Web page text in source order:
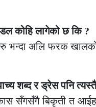
कोहि लागेको छ कि ?
भन्दा अलि फरक
शब्द र ड्रेस पनि
सँगसँगै बिकृती त